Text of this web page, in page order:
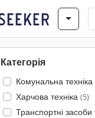
Категорія
Комунальна техніка
Харчова техніка (5)
Транспортні засоби